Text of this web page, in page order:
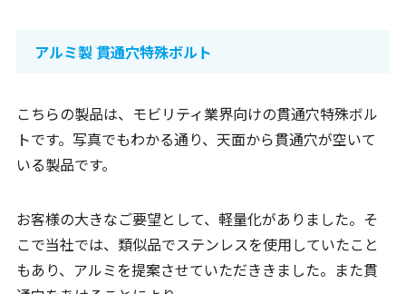
アルミ製 貫通穴特殊ボルト
こちらの製品は、モビリティ業界向けの貫通穴特殊ボル
トです。写真でもわかる通り、天面から貫通穴が空いて
いる製品です。
お客様の大きなご要望として、軽量化がありました。そ
こで当社では、類似品でステンレスを使用していたこと
もあり、アルミを提案させていただききました。また貫